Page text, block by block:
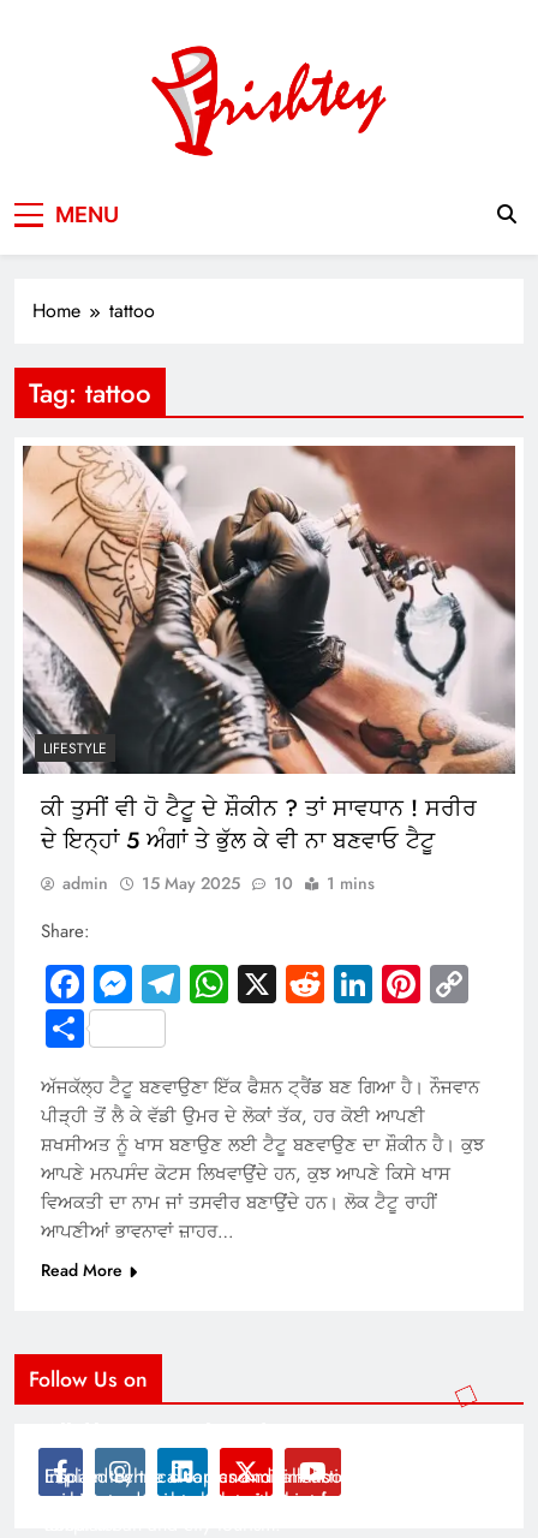
MENU
Home tattoo
Tag: tattoo
LIFESTYLE
ਕੀ ਤੁਸੀਂ ਵੀ ਹੋ ਟੈਟੂ ਦੇ ਸ਼ੌਕੀਨ ? ਤਾਂ ਸਾਵਧਾਨ ! ਸਰੀਰ
ਦੇ ਇਨ੍ਹਾਂ 5 ਅੰਗਾਂ ਤੇ ਭੁੱਲ ਕੇ ਵੀ ਨਾ ਬਣਵਾਓ ਟੈਟੂ
admin 15 May 2025 10 1 mins
Share:
Facebook
Messenger
Telegram
WhatsApp
X RedditLinkedIn
Share
ਅੱਜਕੱਲ੍ਹ ਟੈਟੂ ਬਣਵਾਉਣਾ ਇੱਕ ਫੈਸ਼ਨ ਟ੍ਰੈਂਡ ਬਣ ਗਿਆ ਹੈ। ਨੌਜਵਾਨ
ਪੀੜ੍ਹੀ ਤੋਂ ਲੈ ਕੇ ਵੱਡੀ ਉਮਰ ਦੇ ਲੋਕਾਂ ਤੱਕ, ਹਰ ਕੋਈ ਆਪਣੀ
ਸ਼ਖਸੀਅਤ ਨੂੰ ਖਾਸ ਬਣਾਉਣ ਲਈ ਟੈਟੂ ਬਣਵਾਉਣ ਦਾ ਸ਼ੌਕੀਨ ਹੈ। ਕੁਝ
ਆਪਣੇ ਮਨਪਸੰਦ ਕੋਟਸ ਲਿਖਵਾਉਂਦੇ ਹਨ, ਕੁਝ ਆਪਣੇ ਕਿਸੇ ਖਾਸ
ਵਿਅਕਤੀ ਦਾ ਨਾਮ ਜਾਂ ਤਸਵੀਰ ਬਣਾਉਂਦੇ ਹਨ। ਲੋਕ ਟੈਟੂ ਰਾਹੀਂ
ਆਪਣੀਆਂ ਭਾਵਨਾਵਾਂ ਜ਼ਾਹਰ…
Read More
Follow Us on
Inspired by the clean and minimalistic look of modern
architecture, this template is great for creating stories
Explain technical topics and talk about the latest in
science and technology with this clean and futuristic